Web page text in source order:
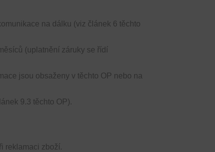
na dálku (viz článek 6 těchto
(uplatnění záruky se řídí
jsou obsaženy v těchto OP nebo na
9.3 těchto OP).
reklamaci zboží.